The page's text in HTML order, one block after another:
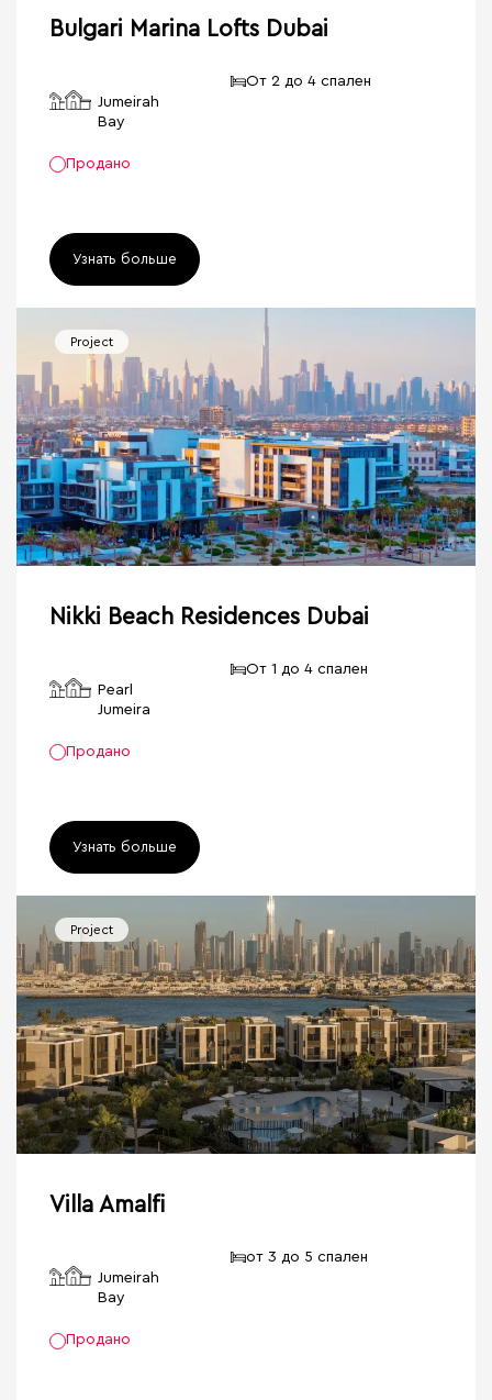
Bulgari Marina Lofts Dubai
Jumeirah
Bay
От 2 до 4 спален
Продано
Узнать больше
Project
Nikki Beach Residences Dubai
Pearl
Jumeira
От 1 до 4 спален
Продано
Узнать больше
Project
Villa Amalfi
Jumeirah
Bay
от 3 до 5 спален
Продано